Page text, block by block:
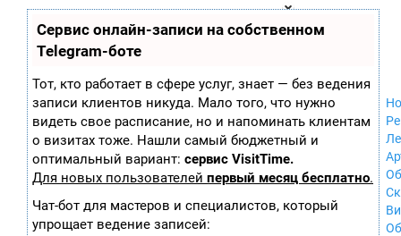
Сервис онлайн-записи на собственном
Telegram-боте
Тот, кто работает в сфере услуг, знает — без ведения
записи клиентов никуда. Мало того, что нужно
видеть свое расписание, но и напоминать клиентам
о визитах тоже. Нашли самый бюджетный и
оптимальный вариант: сервис VisitTime.
Для новых пользователей первый месяц бесплатно.
Чат-бот для мастеров и специалистов, который
упрощает ведение записей:
играх
ла
ор
ы
Xbox 360
Nintendo Wii
Nintendo
GameCube
PlayStation
PlayStation 3
Nintendo 64
Sega Dreamcast